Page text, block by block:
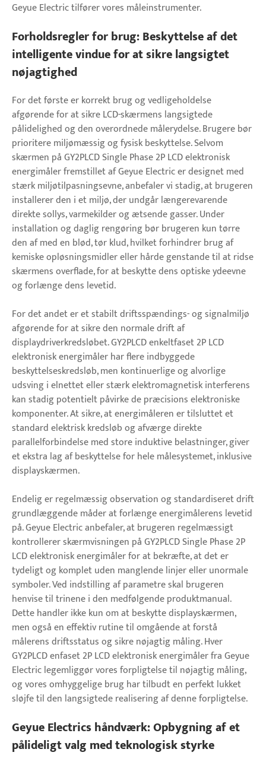
Geyue Electric tilfører vores måleinstrumenter.
Forholdsregler for brug: Beskyttelse af det
intelligente vindue for at sikre langsigtet
nøjagtighed
For det første er korrekt brug og vedligeholdelse
afgørende for at sikre LCD-skærmens langsigtede
pålidelighed og den overordnede målerydelse. Brugere bør
prioritere miljømæssig og fysisk beskyttelse. Selvom
skærmen på GY2PLCD Single Phase 2P LCD elektronisk
energimåler fremstillet af Geyue Electric er designet med
stærk miljøtilpasningsevne, anbefaler vi stadig, at brugeren
installerer den i et miljø, der undgår længerevarende
direkte sollys, varmekilder og ætsende gasser. Under
installation og daglig rengøring bør brugeren kun tørre
den af ​​med en blød, tør klud, hvilket forhindrer brug af
kemiske opløsningsmidler eller hårde genstande til at ridse
skærmens overflade, for at beskytte dens optiske ydeevne
og forlænge dens levetid.
For det andet er et stabilt driftsspændings- og signalmiljø
afgørende for at sikre den normale drift af
displaydriverkredsløbet. GY2PLCD enkeltfaset 2P LCD
elektronisk energimåler har flere indbyggede
beskyttelseskredsløb, men kontinuerlige og alvorlige
udsving i elnettet eller stærk elektromagnetisk interferens
kan stadig potentielt påvirke de præcisions elektroniske
komponenter. At sikre, at energimåleren er tilsluttet et
standard elektrisk kredsløb og afværge direkte
parallelforbindelse med store induktive belastninger, giver
et ekstra lag af beskyttelse for hele målesystemet, inklusive
displayskærmen.
Endelig er regelmæssig observation og standardiseret drift
grundlæggende måder at forlænge energimålerens levetid
på. Geyue Electric anbefaler, at brugeren regelmæssigt
kontrollerer skærmvisningen på GY2PLCD Single Phase 2P
LCD elektronisk energimåler for at bekræfte, at det er
tydeligt og komplet uden manglende linjer eller unormale
symboler. Ved indstilling af parametre skal brugeren
henvise til trinene i den medfølgende produktmanual.
Dette handler ikke kun om at beskytte displayskærmen,
men også en effektiv rutine til omgående at forstå
målerens driftsstatus og sikre nøjagtig måling. Hver
GY2PLCD enfaset 2P LCD elektronisk energimåler fra Geyue
Electric legemliggør vores forpligtelse til nøjagtig måling,
og vores omhyggelige brug har tilbudt en perfekt lukket
sløjfe til den langsigtede realisering af denne forpligtelse.
Geyue Electrics håndværk: Opbygning af et
pålideligt valg med teknologisk styrke